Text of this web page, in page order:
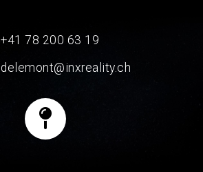
+41 78 200 63 19
delemont@inxreality.ch